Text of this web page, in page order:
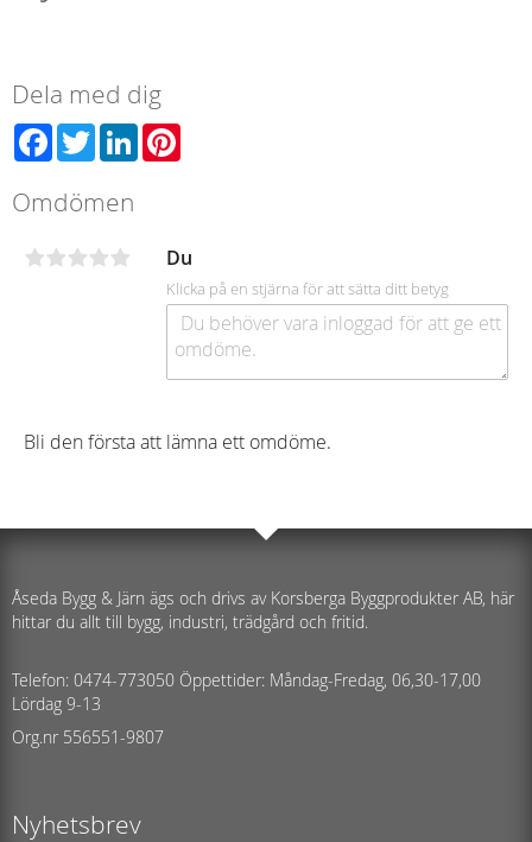
Dela med dig
Facebook
TwitterLinkedIn
Omdömen
Du
Klicka på en stjärna för att sätta ditt betyg
Bli den första att lämna ett omdöme.
Åseda Bygg & Järn ägs och drivs av Korsberga Byggprodukter AB, här
hittar du allt till bygg, industri, trädgård och fritid.
Telefon: 0474-773050 Öppettider: Måndag-Fredag, 06,30-17,00
Lördag 9-13
Org.nr 556551-9807
Nyhetsbrev